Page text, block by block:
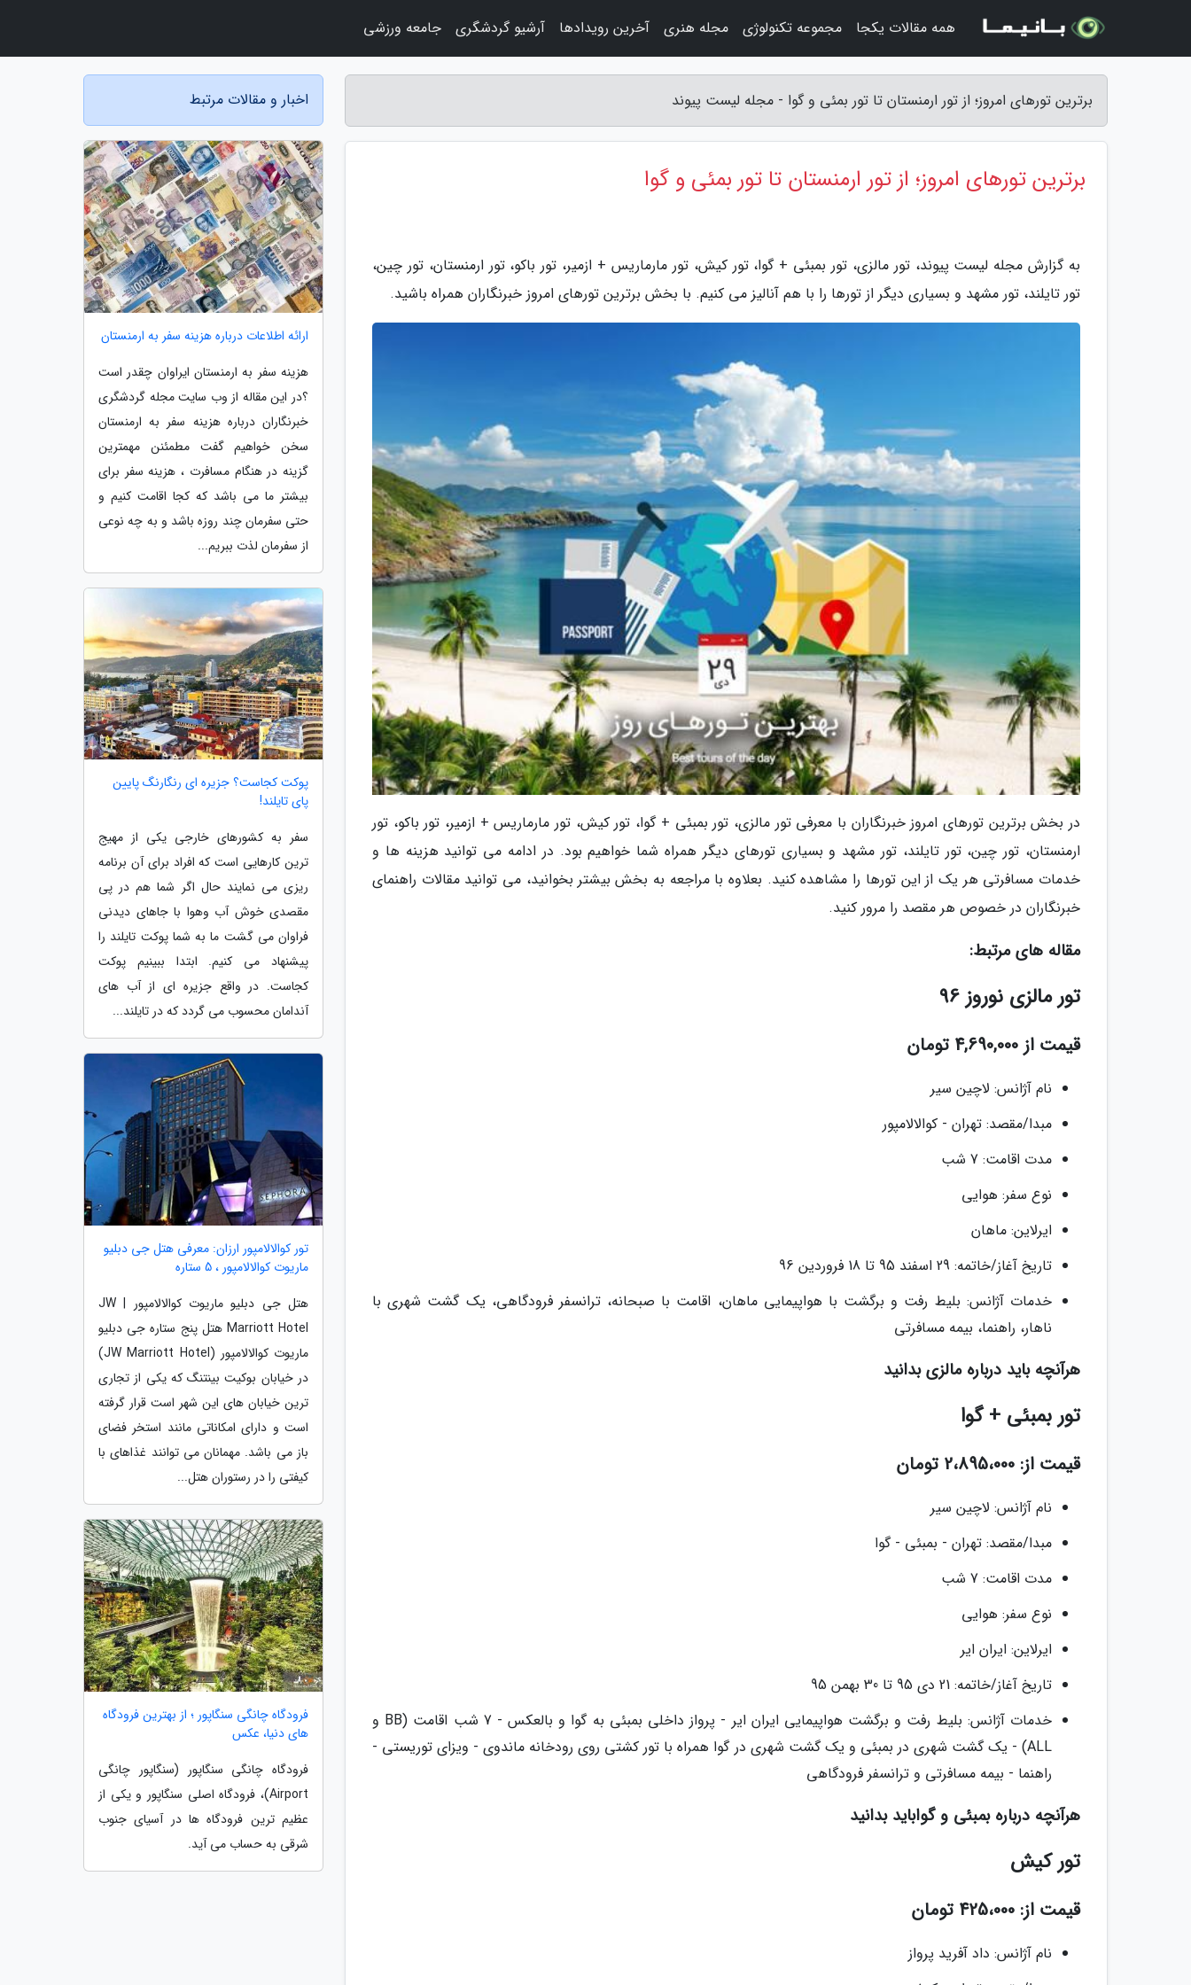
برترین تورهای امروز؛ از تور ارمنستان تا تور بمئی و گوا - مجله لیست پیوند
برترین تورهای امروز؛ از تور ارمنستان تا تور بمئی و گوا
به گزارش مجله لیست پیوند، تور مالزی، تور بمبئی + گوا، تور کیش، تور مارماریس + ازمیر، تور باکو، تور ارمنستان، تور چین،
تور تایلند، تور مشهد و بسیاری دیگر از تورها را با هم آنالیز می کنیم. با بخش برترین تورهای امروز خبرنگاران همراه باشید.
در بخش برترین تورهای امروز خبرنگاران با معرفی تور مالزی، تور بمبئی + گوا، تور کیش، تور مارماریس + ازمیر، تور باکو، تور
ارمنستان، تور چین، تور تایلند، تور مشهد و بسیاری تورهای دیگر همراه شما خواهیم بود. در ادامه می توانید هزینه ها و
خدمات مسافرتی هر یک از این تورها را مشاهده کنید. بعلاوه با مراجعه به بخش بیشتر بخوانید، می توانید مقالات راهنمای
خبرنگاران در خصوص هر مقصد را مرور کنید.
مقاله های مرتبط:
تور مالزی نوروز 96
قیمت از 4,690,000 تومان
نام آژانس: لاچین سیر
مبدا/مقصد: تهران - کوالالامپور
مدت اقامت: 7 شب
نوع سفر: هوایی
ایرلاین: ماهان
تاریخ آغاز/خاتمه: 29 اسفند 95 تا 18 فروردین 96
خدمات آژانس: بلیط رفت و برگشت با هواپیمایی ماهان، اقامت با صبحانه، ترانسفر فرودگاهی، یک گشت شهری با
ناهار، راهنما، بیمه مسافرتی
هرآنچه باید درباره مالزی بدانید
تور بمبئی + گوا
قیمت از: 2،895،000 تومان
نام آژانس: لاچین سیر
مبدا/مقصد: تهران - بمبئی - گوا
مدت اقامت: 7 شب
نوع سفر: هوایی
ایرلاین: ایران ایر
تاریخ آغاز/خاتمه: 21 دی 95 تا 30 بهمن 95
خدمات آژانس: بلیط رفت و برگشت هواپیمایی ایران ایر - پرواز داخلی بمبئی به گوا و بالعکس - 7 شب اقامت (BB و
ALL) - یک گشت شهری در بمبئی و یک گشت شهری در گوا همراه با تور کشتی روی رودخانه ماندوی - ویزای توریستی -
راهنما - بیمه مسافرتی و ترانسفر فرودگاهی
هرآنچه درباره بمبئی و گواباید بدانید
تور کیش
قیمت از: 425،000 تومان
نام آژانس: داد آفرید پرواز
اخبار و مقالات مرتبط
ارائه اطلاعات درباره هزینه سفر به ارمنستان
هزینه سفر به ارمنستان ایراوان چقدر است
؟در این مقاله از وب سایت مجله گردشگری
خبرنگاران درباره هزینه سفر به ارمنستان
سخن خواهیم گفت مطمئنن مهمترین
گزینه در هنگام مسافرت ، هزینه سفر برای
بیشتر ما می باشد که کجا اقامت کنیم و
حتی سفرمان چند روزه باشد و به چه نوعی
از سفرمان لذت ببریم...
پوکت کجاست؟ جزیره ای رنگارنگ پایین
پای تایلند!
سفر به کشورهای خارجی یکی از مهیج
ترین کارهایی است که افراد برای آن برنامه
ریزی می نمایند حال اگر شما هم در پی
مقصدی خوش آب وهوا با جاهای دیدنی
فراوان می گشت ما به شما پوکت تایلند را
پیشنهاد می کنیم. ابتدا ببینیم پوکت
کجاست. در واقع جزیره ای از آب های
آندامان محسوب می گردد که در تایلند...
تور کوالالامپور ارزان: معرفی هتل جی دبلیو
ماریوت کوالالامپور ، 5 ستاره
هتل جی دبلیو ماریوت کوالالامپور | JW
Marriott Hotel هتل پنج ستاره جی دبلیو
ماریوت کوالالامپور (JW Marriott Hotel)
در خیابان بوکیت بینتنگ که یکی از تجاری
ترین خیابان های این شهر است قرار گرفته
است و دارای امکاناتی مانند استخر فضای
باز می باشد. مهمانان می توانند غذاهای با
کیفتی را در رستوران هتل...
فرودگاه چانگی سنگاپور ؛ از بهترین فرودگاه
های دنیا، عکس
فرودگاه چانگی سنگاپور (سنگاپور چانگی
Airport)، فرودگاه اصلی سنگاپور و یکی از
عظیم ترین فرودگاه ها در آسیای جنوب
شرقی به حساب می آید.
همه مقالات یکجا مجموعه تکنولوژی مجله هنری آخرین رویدادها آرشیو گردشگری جامعه ورزشی